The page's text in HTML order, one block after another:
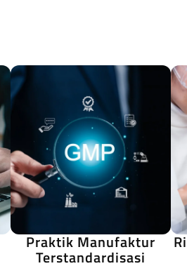
Praktik Manufaktur
Terstandardisasi